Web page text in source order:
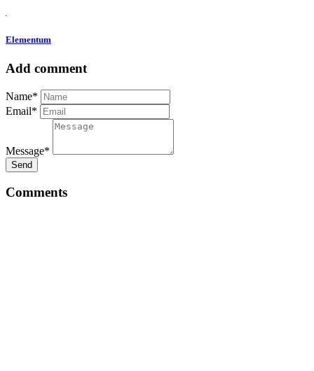
Elementum
Add comment
Name*
Email*
Message*
Send
Comments